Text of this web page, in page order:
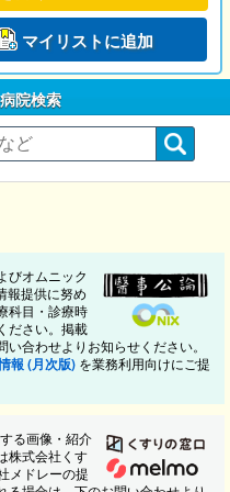
マイリストに追加
院検索
びオムニック
報提供に努め
科目・診療時
ださい。掲載
合わせよりお知らせください。
報 (月次版) を業務利用向けにご提
る画像・紹介
株式会社くす
メドレーの提